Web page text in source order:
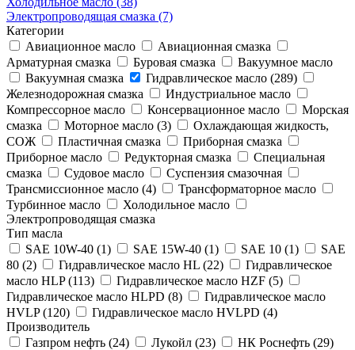
Электропроводящая смазка (7)
Категории
Авиационное масло
Авиационная смазка
Арматурная смазка
Буровая смазка
Вакуумное масло
Вакуумная смазка
Гидравлическое масло (289)
Железнодорожная смазка
Индустриальное масло
Компрессорное масло
Консервационное масло
Морская
смазка
Моторное масло (3)
Охлаждающая жидкость,
СОЖ
Пластичная смазка
Приборная смазка
Приборное масло
Редукторная смазка
Специальная
смазка
Судовое масло
Суспензия смазочная
Трансмиссионное масло (4)
Трансформаторное масло
Турбинное масло
Холодильное масло
Электропроводящая смазка
Тип масла
SAE 10W-40 (1)
SAE 15W-40 (1) SAE 10 (1)
SAE
80 (2)
Гидравлическое масло HL (22)
Гидравлическое
масло HLP (113)
Гидравлическое масло HZF (5)
Гидравлическое масло HLPD (8)
Гидравлическое масло
HVLP (120)
Гидравлическое масло HVLPD (4)
Производитель
Газпром нефть (24)
Лукойл (23)
НК Роснефть (29)